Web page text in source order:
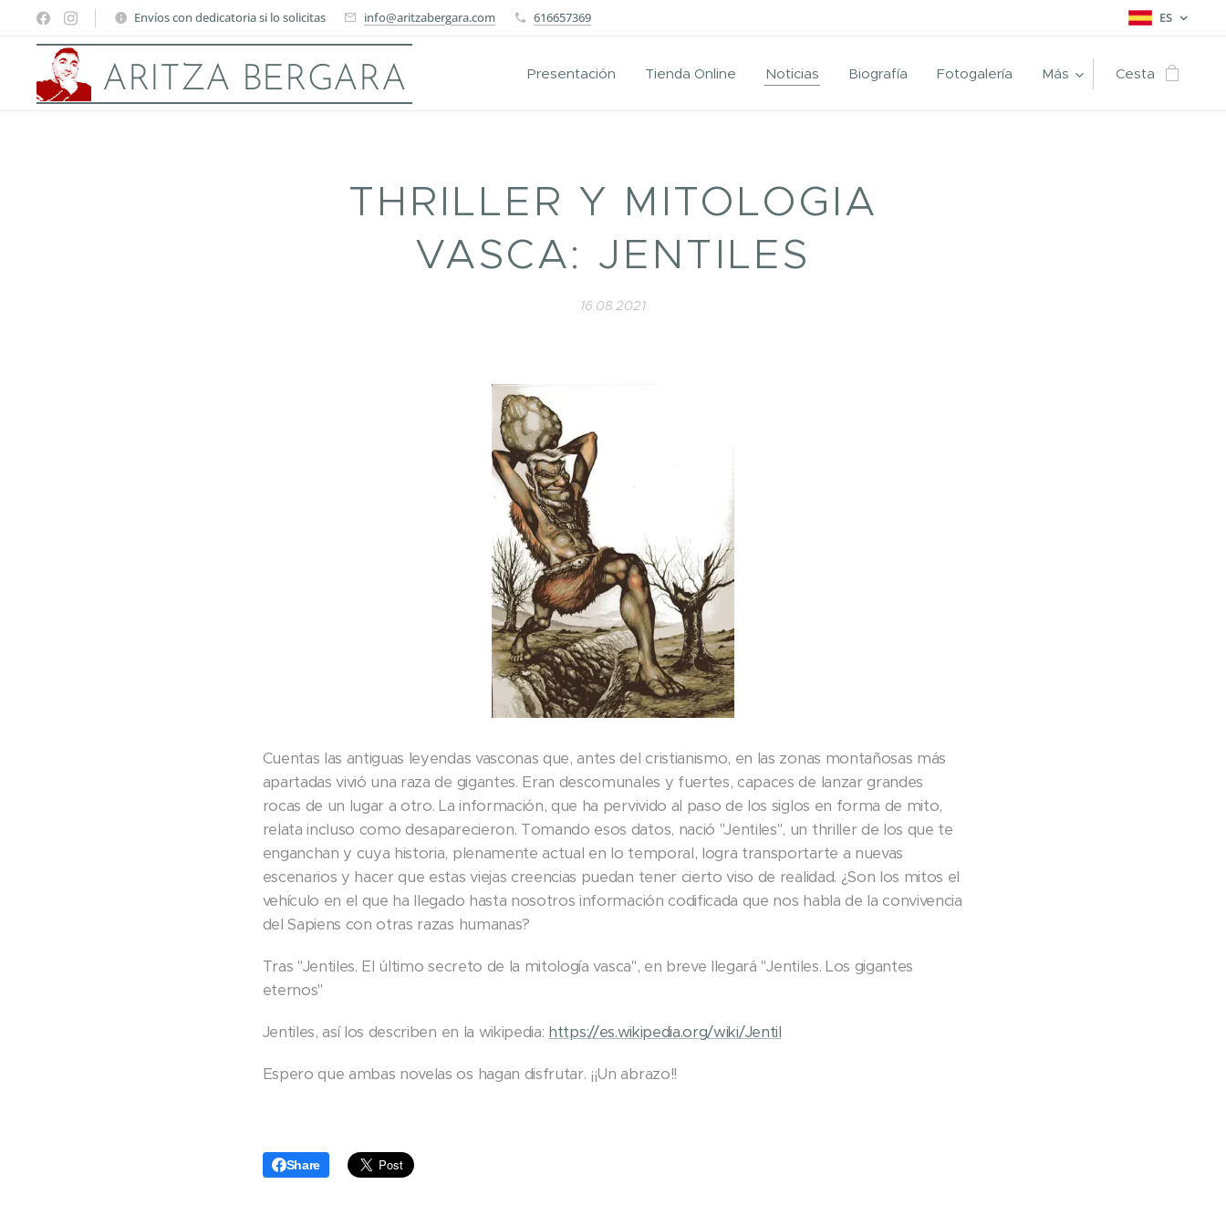
Envíos con dedicatoria si lo solicitas info@aritzabergara.com 616657369 ES
ARITZA BERGARA Presentación Tienda Online Noticias Biografía Fotogalería Más Cesta
THRILLER Y MITOLOGIA
VASCA: JENTILES
16.08.2021
Cuentas las antiguas leyendas vasconas que, antes del cristianismo, en las zonas montañosas más
apartadas vivió una raza de gigantes. Eran descomunales y fuertes, capaces de lanzar grandes
rocas de un lugar a otro. La información, que ha pervivido al paso de los siglos en forma de mito,
relata incluso como desaparecieron. Tomando esos datos, nació "Jentiles", un thriller de los que te
enganchan y cuya historia, plenamente actual en lo temporal, logra transportarte a nuevas
escenarios y hacer que estas viejas creencias puedan tener cierto viso de realidad. ¿Son los mitos el
vehículo en el que ha llegado hasta nosotros información codificada que nos habla de la convivencia
del Sapiens con otras razas humanas?
Tras "Jentiles. El último secreto de la mitología vasca", en breve llegará "Jentiles. Los gigantes
eternos"
Jentiles, así los describen en la wikipedia: https://es.wikipedia.org/wiki/Jentil
Espero que ambas novelas os hagan disfrutar. ¡¡Un abrazo!!
Share